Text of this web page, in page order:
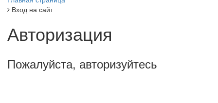
Вход на сайт
Авторизация
Пожалуйста, авторизуйтесь